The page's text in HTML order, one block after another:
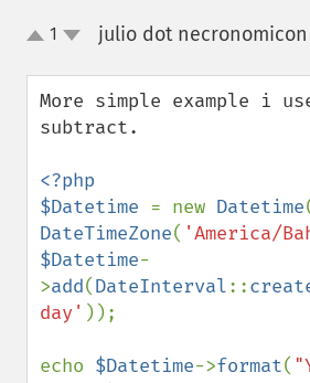
up
1 julio dot
More simple example i
subtract.
<?php
$Datetime = new Datetime
DateTimeZone( 'America/
$Datetime-
>add(DateInterval::
day' ));
echo $Datetime->format(